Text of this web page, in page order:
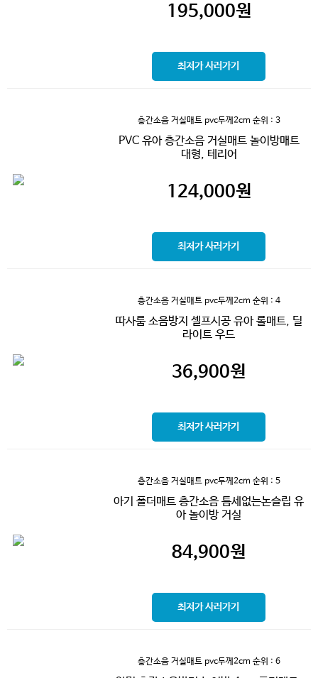
195,000원
최저가 사러가기
층간소음 거실매트 pvc두께2cm 순위 : 3
PVC 유아 층간소음 거실매트 놀이방매트
대형, 테리어
124,000원
최저가 사러가기
층간소음 거실매트 pvc두께2cm 순위 : 4
따사룸 소음방지 셀프시공 유아 롤매트, 딜
라이트 우드
36,900원
최저가 사러가기
층간소음 거실매트 pvc두께2cm 순위 : 5
아기 폴더매트 층간소음 틈세없는논슬립 유
아 놀이방 거실
84,900원
최저가 사러가기
층간소음 거실매트 pvc두께2cm 순위 : 6